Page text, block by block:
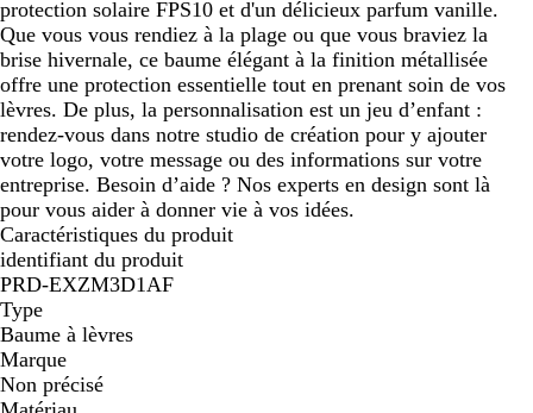
l
a
n
t
protection solaire FPS10 et d'un délicieux parfum vanille.
Que vous vous rendiez à la plage ou que vous braviez la
brise hivernale, ce baume élégant à la finition métallisée
offre une protection essentielle tout en prenant soin de vos
lèvres. De plus, la personnalisation est un jeu d’enfant :
rendez-vous dans notre studio de création pour y ajouter
votre logo, votre message ou des informations sur votre
entreprise. Besoin d’aide ? Nos experts en design sont là
pour vous aider à donner vie à vos idées.
Caractéristiques du produit
identifiant du produit
PRD-EXZM3D1AF
Type
Baume à lèvres
Marque
Non précisé